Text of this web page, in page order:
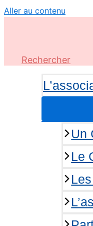
Aller au contenu
Rechercher
Un
Le